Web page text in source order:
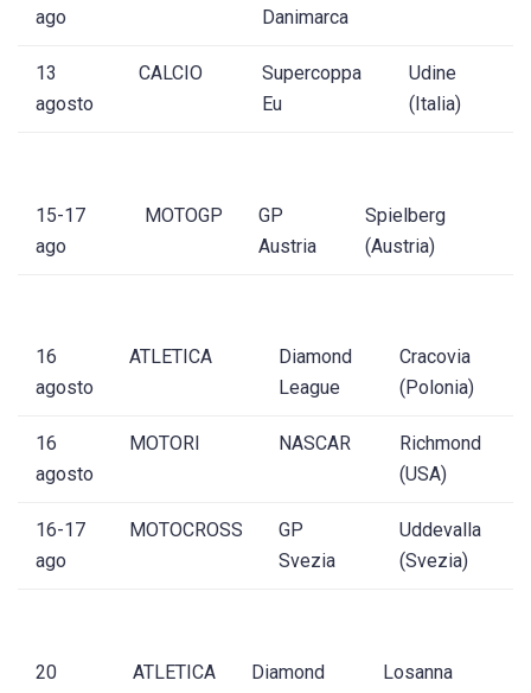
ago
Danimarca
13
agosto
CALCIO
Supercoppa
Eu
Udine
(Italia)
15-17
ago
MOTOGP
GP
Austria
Spielberg
(Austria)
16
agosto
ATLETICA
Diamond
League
Cracovia
(Polonia)
16
agosto
MOTORI NASCAR
Richmond
(USA)
16-17
ago
MOTOCROSS
GP
Svezia
Uddevalla
(Svezia)
20
ATLETICA
Diamond
Losanna